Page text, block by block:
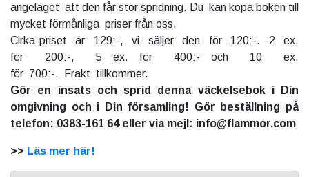
angeläget att den får stor spridning. Du kan köpa boken till
mycket förmånliga priser från oss.
Cirka-priset är 129:-, vi säljer den för 120:-. 2 ex.
för 200:-, 5 ex. för 400:- och 10 ex.
för 700:-. Frakt tillkommer.
Gör en insats och sprid denna väckelsebok i Din
omgivning och i Din församling! Gör beställning på
telefon: 0383-161 64 eller via mejl: info@flammor.com
>> Läs mer här!